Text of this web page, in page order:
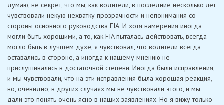
думаю, не секрет, что мы, как водители, в последние несколько лет
чувствовали некую нехватку прозрачности и непонимания со
стороны основного руководства FIA. И хотя намерения иногда
могли быть хорошими, а то, как FIA пыталась действовать, всегда
могло быть в лучшем духе, я чувствовал, что водители всегда
оставались в стороне, а иногда к нашему мнению не
прислушивались в достаточной степени. Иногда были исправления,
и мы чувствовали, что на эти исправления была хорошая реакция,
но, очевидно, в других случаях мы не чувствовали этого, и мы
дали это понять очень ясно в наших заявлениях. Но я вижу только